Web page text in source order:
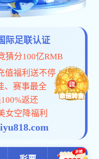
实习就业
深耕规范育人 护航实习征程
校企协同育人才 实习启航筑未
精准服务促就业 空中课堂助
与春相约，安全实习——会